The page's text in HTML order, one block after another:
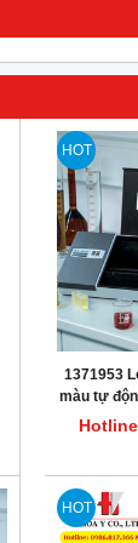
HOT
1371953
màu tự
HOT